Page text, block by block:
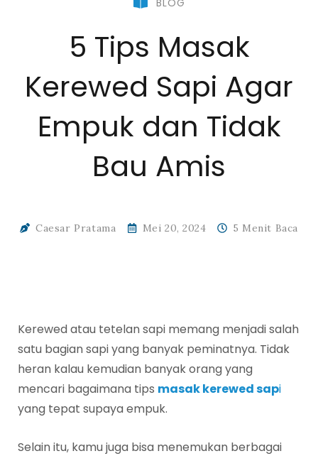
BLOG
5 Tips Masak
Kerewed Sapi Agar
Empuk dan Tidak
Bau Amis
Caesar Pratama Mei 20, 2024 5 Menit Baca
Kerewed atau tetelan sapi memang menjadi salah
satu bagian sapi yang banyak peminatnya. Tidak
heran kalau kemudian banyak orang yang
mencari bagaimana tips masak kerewed sapi
yang tepat supaya empuk.
Selain itu, kamu juga bisa menemukan berbagai